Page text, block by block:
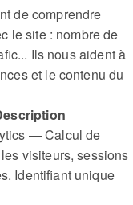
de comprendre
le site : nombre de
Ils nous aident à
et le contenu du
— Calcul de
visiteurs, sessions
Identifiant unique